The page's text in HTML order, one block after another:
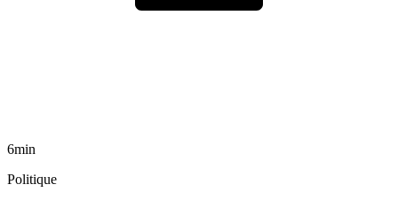
6min
Politique